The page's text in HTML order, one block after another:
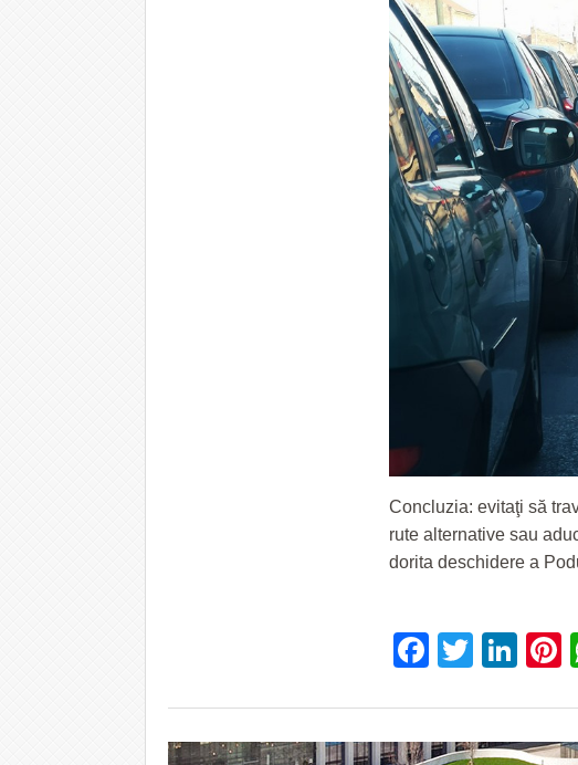
Concluzia: evitaţi să
rute alternative sau
dorita deschidere a
Twitter